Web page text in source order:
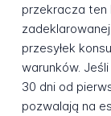
przekracza ten
przesyłek
warunków.
30 dni od
pozwalają na